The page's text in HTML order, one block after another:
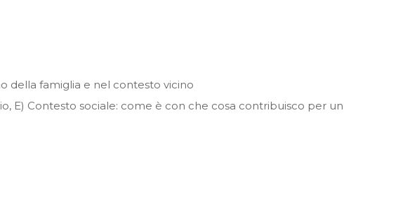
della famiglia e nel contesto vicino
E) Contesto sociale: come è con che cosa contribuisco per un